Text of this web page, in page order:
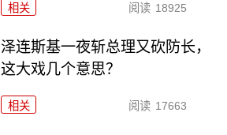
相关 阅读 18925
泽连斯基一夜斩总理又砍防长，
这大戏几个意思？
相关 阅读 17663